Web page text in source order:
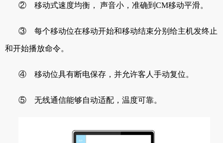
② 移动式速度均衡， 声音小，准确到CM移动平滑。
③ 每个移动位在移动开始和移动结束分别给主机发终止
和开始播放命令。
④ 移动位具有断电保存，并允许客人手动复位。
⑤ 无线通信能够自动适配，温度可靠。